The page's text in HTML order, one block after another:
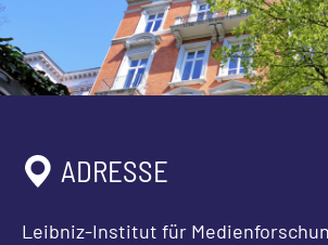
ADRESSE
Leibniz-Institut für